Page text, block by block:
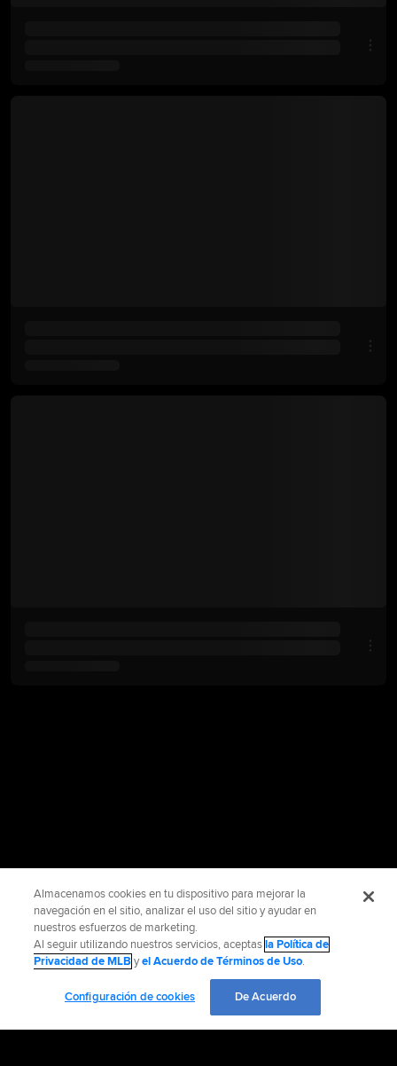
Almacenamos cookies en tu dispositivo para mejorar la
navegación en el sitio, analizar el uso del sitio y ayudar en
nuestros esfuerzos de marketing.
Al seguir utilizando nuestros servicios, aceptasla Política de
Privacidad de MLB yel Acuerdo de Términos de Uso.
Configuración de cookies De Acuerdo